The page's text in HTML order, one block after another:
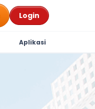
Login
Aplikasi